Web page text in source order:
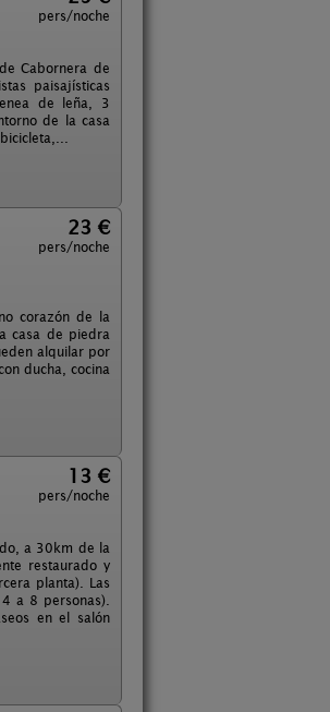
pers/noche
Cabornera de
paisajísticas
de leña, 3
de la casa
23 €
pers/noche
corazón de la
casa de piedra
alquilar por
ducha, cocina
13 €
pers/noche
a 30km de la
restaurado y
planta). Las
a 8 personas).
en el salón